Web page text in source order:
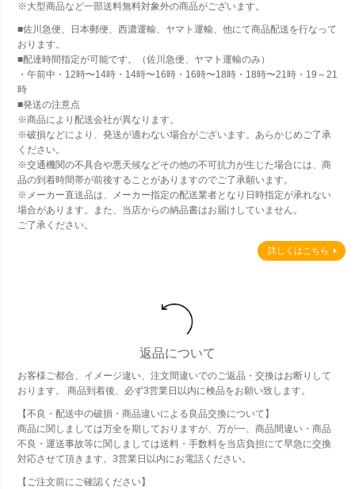
※大型商品など一部送料無料対象外の商品がございます。
■佐川急便、日本郵便、西濃運輸、ヤマト運輸、他にて商品配送を行なって
おります。
■配達時間指定が可能です。（佐川急便、ヤマト運輸のみ）
・午前中・12時〜14時・14時〜16時・16時〜18時・18時〜21時・19～21
時
■発送の注意点
※商品により配送会社が異なります。
※破損などにより、発送が適わない場合がございます。あらかじめご了承
ください。
※交通機関の不具合や悪天候などその他の不可抗力が生じた場合には、商
品の到着時間帯が前後することがありますのでご了承願います。
※メーカー直送品は、メーカー指定の配送業者となり日時指定が承れない
場合があります。また、当店からの納品書はお届けしていません。
ご了承ください。
詳しくはこちら
返品について
お客様ご都合、イメージ違い、注文間違いでのご返品・交換はお断りして
おります。 商品到着後、必ず3営業日以内に検品をお願い致します。
【不良・配送中の破損・商品違いによる良品交換について】
商品に関しましては万全を期しておりますが、万が一、商品間違い・商品
不良・運送事故等に関しましては送料・手数料を当店負担にて早急に交換
対応させて頂きます。3営業日以内にお電話ください。
【ご注文前にご確認ください】